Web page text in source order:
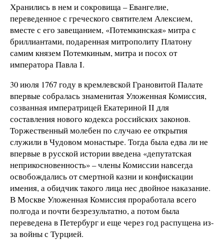
Хранились в нем и сокровища – Евангелие,
переведенное с греческого святителем Алексием,
вместе с его завещанием, «Потемкинская» митра с
бриллиантами, подаренная митрополиту Платону
самим князем Потемкиным, митра и посох от
императора Павла I.
30 июля 1767 году в кремлевской Грановитой Палате
впервые собралась знаменитая Уложенная Комиссия,
созванная императрицей Екатериной II для
составления нового кодекса российских законов.
Торжественный молебен по случаю ее открытия
служили в Чудовом монастыре. Тогда была едва ли не
впервые в русской истории введена «депутатская
неприкосновенность» – члены Комиссии навсегда
освобождались от смертной казни и конфискации
имения, а обидчик такого лица нес двойное наказание.
В Москве Уложенная Комиссия проработала всего
полгода и почти безрезультатно, а потом была
переведена в Петербург и еще через год распущена из-
за войны с Турцией.